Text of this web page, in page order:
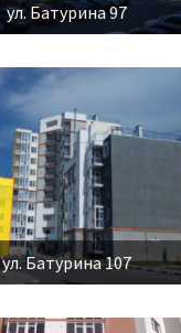
ул. Батурина 97
ул. Батурина 107